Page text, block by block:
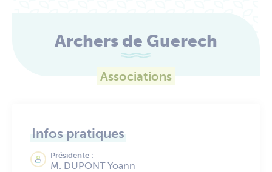
Archers de Guerech
Associations
Infos pratiques
Présidente :
M. DUPONT Yoann